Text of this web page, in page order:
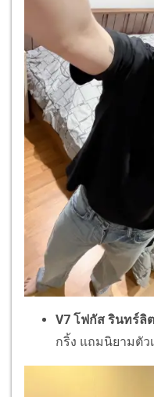
V7 โฟกัส รินทร์ลิ
กริ้ง แถมนิยามตัว